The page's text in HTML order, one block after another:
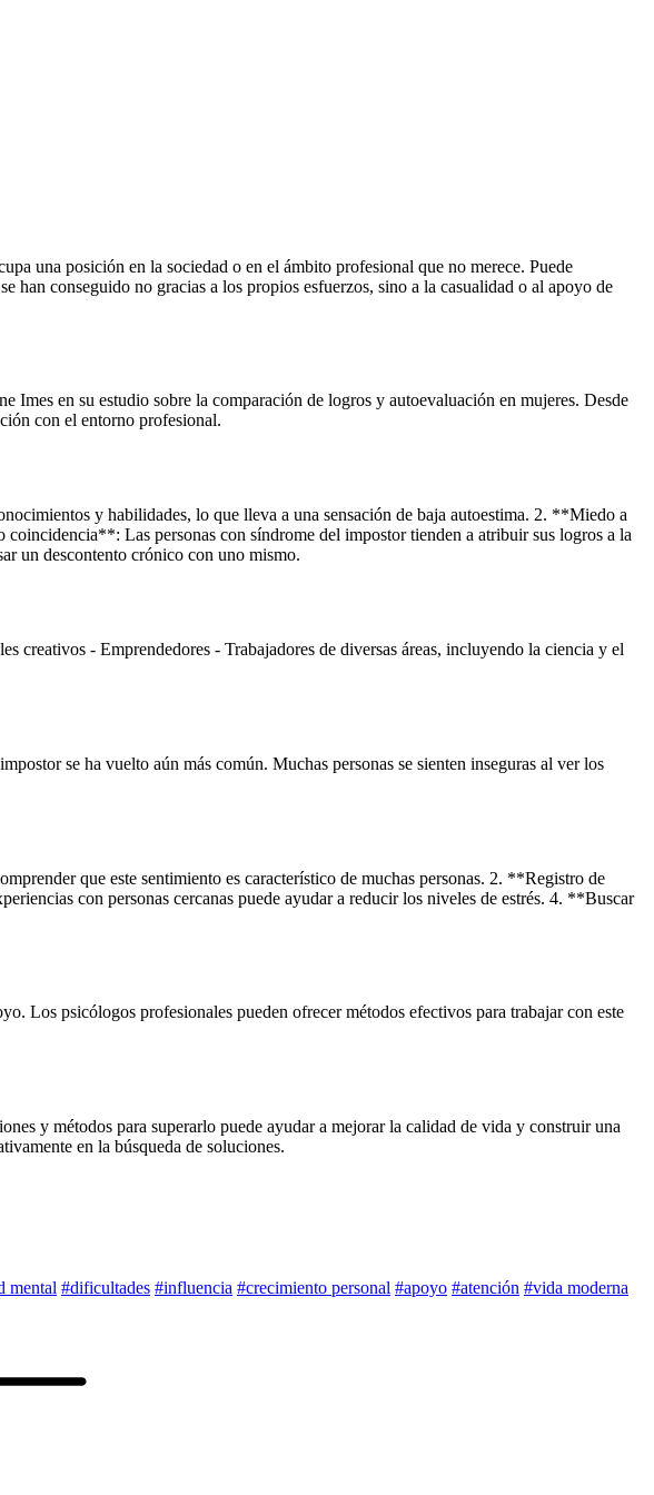
una posición en la sociedad o en el ámbito profesional que no merece. Puede
han conseguido no gracias a los propios esfuerzos, sino a la casualidad o al apoyo de
en su estudio sobre la comparación de logros y autoevaluación en mujeres. Desde
con el entorno profesional.
y habilidades, lo que lleva a una sensación de baja autoestima. 2. **Miedo a
Las personas con síndrome del impostor tienden a atribuir sus logros a la
un descontento crónico con uno mismo.
creativos - Emprendedores - Trabajadores de diversas áreas, incluyendo la ciencia y el
se ha vuelto aún más común. Muchas personas se sienten inseguras al ver los
que este sentimiento es característico de muchas personas. 2. **Registro de
con personas cercanas puede ayudar a reducir los niveles de estrés. 4. **Buscar
Los psicólogos profesionales pueden ofrecer métodos efectivos para trabajar con este
y métodos para superarlo puede ayudar a mejorar la calidad de vida y construir una
en la búsqueda de soluciones.
mental #dificultades #influencia #crecimiento personal #apoyo #atención #vida moderna